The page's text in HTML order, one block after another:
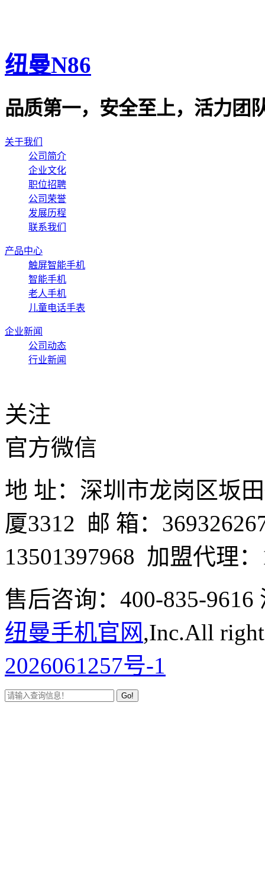
纽曼N86
品质第一，安全至上，活力团
关于我们
公司简介
企业文化
职位招聘
公司荣誉
发展历程
联系我们
产品中心
触屏智能手机
智能手机
老人手机
儿童电话手表
企业新闻
公司动态
行业新闻
关注
官方微信
地 址：深圳市龙岗区坂
厦3312 邮 箱：
13501397968 加盟代理
售后咨询：400-835-
纽曼手机官网,Inc.All
2026061257号-1
Go!